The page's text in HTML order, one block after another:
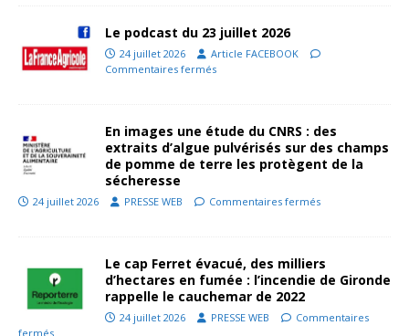
Le podcast du 23 juillet 2026
24 juillet 2026
Article FACEBOOK
Commentaires fermés
En images une étude du CNRS : des
extraits d’algue pulvérisés sur des champs
de pomme de terre les protègent de la
sécheresse
24 juillet 2026 PRESSE WEB Commentaires fermés
Le cap Ferret évacué, des milliers
d’hectares en fumée : l’incendie de Gironde
rappelle le cauchemar de 2022
24 juillet 2026 PRESSE WEB
Commentaires
fermés